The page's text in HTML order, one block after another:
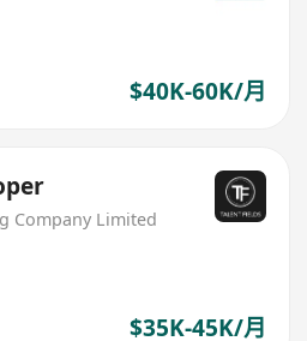
$40K-60K/月
Company Limited
$35K-45K/月